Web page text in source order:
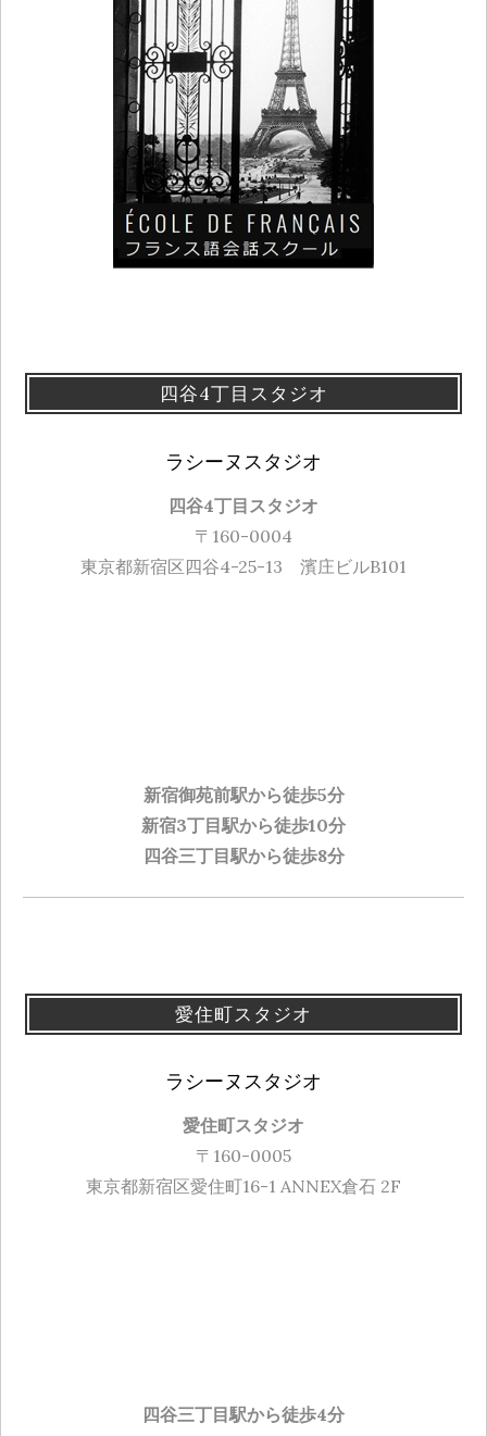
四谷4丁目スタジオ
ラシーヌスタジオ
四谷4丁目スタジオ
〒160-0004
東京都新宿区四谷4-25-13 濱庄ビルB101
新宿御苑前駅から徒歩5分
新宿3丁目駅から徒歩10分
四谷三丁目駅から徒歩8分
愛住町スタジオ
ラシーヌスタジオ
愛住町スタジオ
〒160-0005
東京都新宿区愛住町16-1 ANNEX倉石 2F
四谷三丁目駅から徒歩4分